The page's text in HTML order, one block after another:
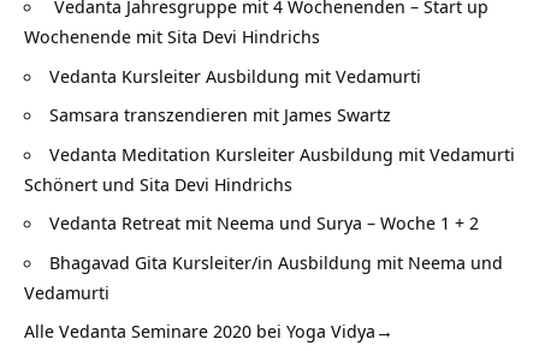
Vedanta Jahresgruppe mit 4 Wochenenden – Start up
Wochenende mit Sita Devi Hindrichs
Vedanta Kursleiter Ausbildung mit Vedamurti
Samsara transzendieren mit James Swartz
Vedanta Meditation Kursleiter Ausbildung mit Vedamurti
Schönert und Sita Devi Hindrichs
Vedanta Retreat mit Neema und Surya – Woche 1 + 2
Bhagavad Gita Kursleiter/in Ausbildung mit Neema und
Vedamurti
Alle Vedanta Seminare 2020 bei Yoga Vidya→